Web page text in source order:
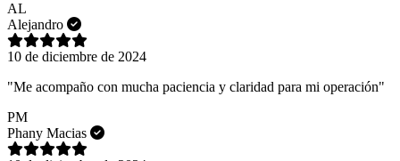
AL
Alejandro
10 de diciembre de 2024
"Me acompaño con mucha paciencia y claridad para mi operación"
PM
Phany Macias